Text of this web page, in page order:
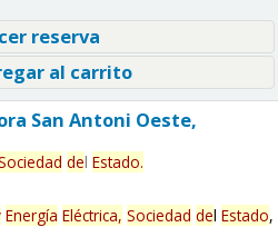
reserva
al carrito
San Antoni Oeste,
del Estado.
Energía Eléctrica, Sociedad del Estado,